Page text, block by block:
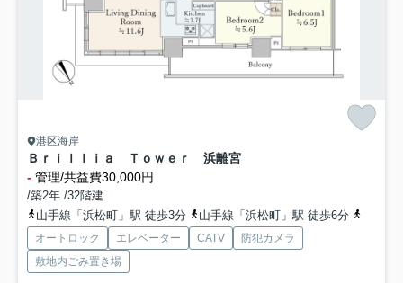
港区海岸
Ｂｒｉｌｌｉａ Ｔｏｗｅｒ 浜離宮
- 管理/共益費30,000円
/築2年 /32階建
山手線「浜松町」駅 徒歩3分
山手線「浜松町」駅 徒歩6分
オートロック エレベーター CATV
防犯カメラ
敷地内ごみ置き場